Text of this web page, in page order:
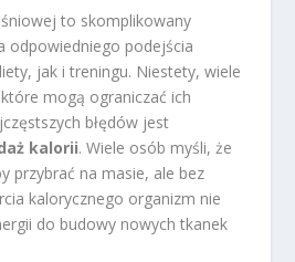
to skomplikowany
odpowiedniego podejścia
jak i treningu. Niestety, wiele
mogą ograniczać ich
błędów jest
kalorii. Wiele osób myśli, że
przybrać na masie, ale bez
kalorycznego organizm nie
do budowy nowych tkanek